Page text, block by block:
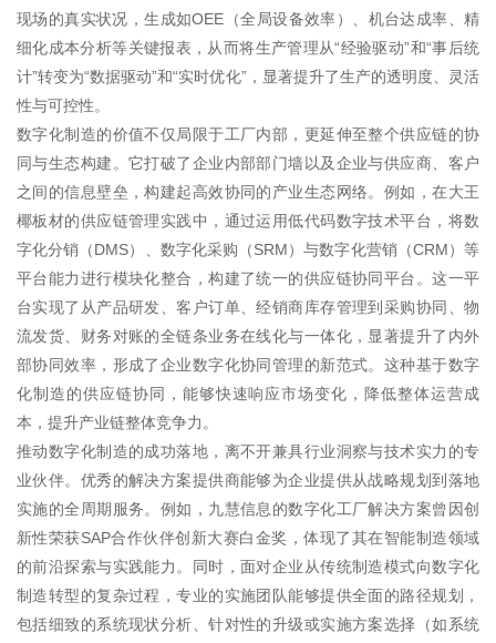
现场的真实状况，生成如OEE（全局设备效率）、机台达成率、精
细化成本分析等关键报表，从而将生产管理从“经验驱动”和“事后统
计”转变为“数据驱动”和“实时优化”，显著提升了生产的透明度、灵活
性与可控性。
数字化制造的价值不仅局限于工厂内部，更延伸至整个供应链的协
同与生态构建。它打破了企业内部部门墙以及企业与供应商、客户
之间的信息壁垒，构建起高效协同的产业生态网络。例如，在大王
椰板材的供应链管理实践中，通过运用低代码数字技术平台，将数
字化分销（DMS）、数字化采购（SRM）与数字化营销（CRM）等
平台能力进行模块化整合，构建了统一的供应链协同平台。这一平
台实现了从产品研发、客户订单、经销商库存管理到采购协同、物
流发货、财务对账的全链条业务在线化与一体化，显著提升了内外
部协同效率，形成了企业数字化协同管理的新范式。这种基于数字
化制造的供应链协同，能够快速响应市场变化，降低整体运营成
本，提升产业链整体竞争力。
推动数字化制造的成功落地，离不开兼具行业洞察与技术实力的专
业伙伴。优秀的解决方案提供商能够为企业提供从战略规划到落地
实施的全周期服务。例如，九慧信息的数字化工厂解决方案曾因创
新性荣获SAP合作伙伴创新大赛白金奖，体现了其在智能制造领域
的前沿探索与实践能力。同时，面对企业从传统制造模式向数字化
制造转型的复杂过程，专业的实施团队能够提供全面的路径规划，
包括细致的系统现状分析、针对性的升级或实施方案选择（如系统